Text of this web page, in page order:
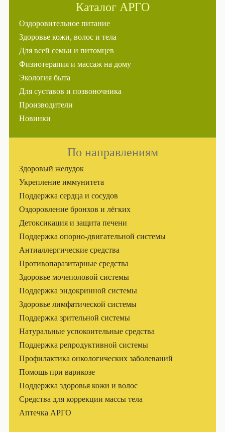
Каталог АРГО
Оздоровительное питание
Здоровье кожи, волос и тела
Для всей семьи и питомцев
Физиотерапия и массаж на дому
Экология быта
Для суставов и позвоночника
Производители
Новинки
По направлениям
Здоровый желудок
Укрепление иммунитета
Поддержка сердца и сосудов
Оздоровление бронхов и лёгких
Детоксикация и защита печени
Поддержка опорно-двигательной системы
Антиаллергические средства
Противопаразитарные средства
Здоровье мочеполовой системы
Поддержка эндокринной системы
Здоровье лимфатической системы
Поддержка зрительной системы
Натуральные успокоительные средства
Поддержка репродуктивной системы
Профилактика онкологических заболеваний
Помощь при варикозе
Поддержка здоровья кожи и волос
Средства для коррекции массы тела
Аптечка АРГО